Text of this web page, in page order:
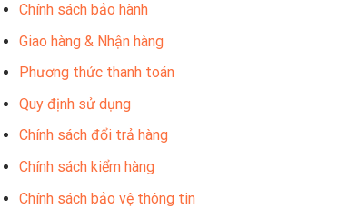
Chính sách bảo hành
Giao hàng & Nhận hàng
Phương thức thanh toán
Quy định sử dụng
Chính sách đổi trả hàng
Chính sách kiểm hàng
Chính sách bảo vệ thông tin